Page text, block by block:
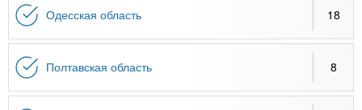
Одесская область 18
Полтавская область 8